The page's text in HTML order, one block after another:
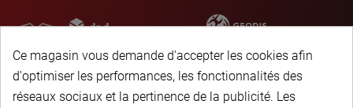
Ce magasin vous demande d'accepter les cookies afin
d'optimiser les performances, les fonctionnalités des
réseaux sociaux et la pertinence de la publicité. Les